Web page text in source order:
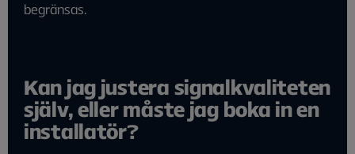
begränsas.
Kan jag justera signalkvaliteten
själv, eller måste jag boka in en
installatör?